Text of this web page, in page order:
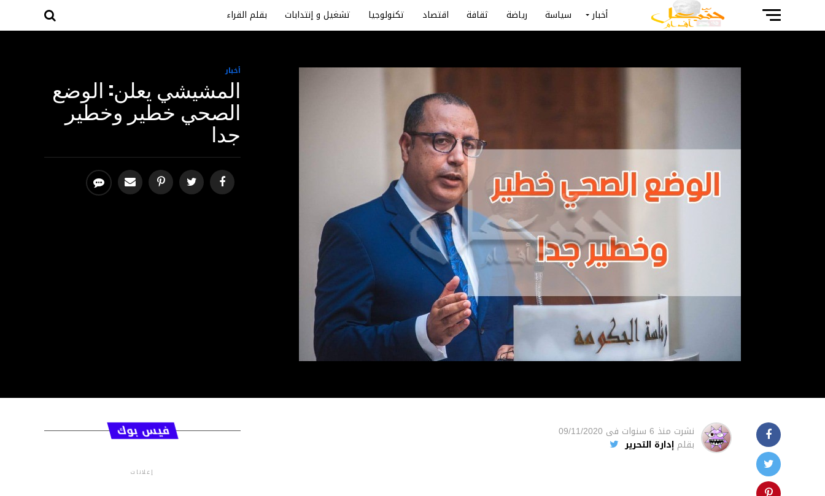
أخبار سياسة رياضة ثقافة اقتصاد تكنولوجيا تشغيل و إنتدابات بقلم القراء
أخبار
المشيشي يعلن: الوضع
الصحي خطير وخطير
جدا
نشرت منذ 6 سنوات فى 09/11/2020
بقلم إدارة التحرير
فيس بوك
إعلانات